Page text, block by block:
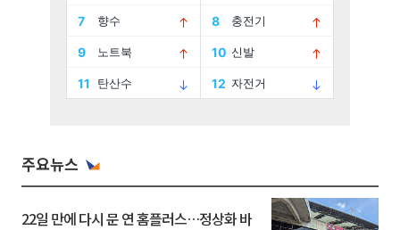
주요뉴스
22일 만에 다시 문 연 홈플러스…정상화 바